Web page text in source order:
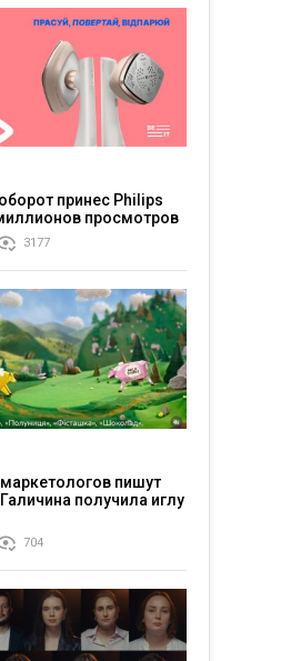
принес Philips
просмотров
3177
пишут
получила иглу
704